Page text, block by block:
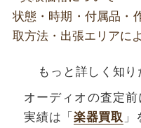
状態・時期・付属品・
取方法・出張エリアに
もっと詳しく知り
オーディオの査定
実績は「 楽器買取 」